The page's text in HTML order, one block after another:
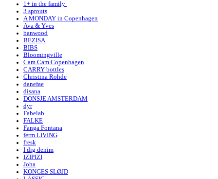
1+ in the family
3 sprouts
A MONDAY in Copenhagen
Ava & Yves
banwood
BEZISA
BIBS
Bloomingville
Cam Cam Copenhagen
CARRY bottles
Christina Rohde
danefae
disana
DONSJE AMSTERDAM
dyr
Fabelab
FALKE
Fanga Fontana
ferm LIVING
fresk
I dig denim
IZIPIZI
Joha
KONGES SLØJD